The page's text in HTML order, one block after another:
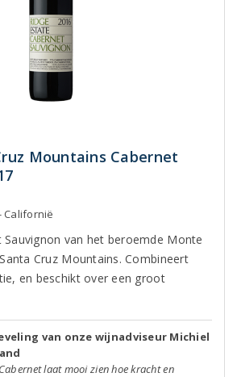
Mountains Cabernet
Californië
Sauvignon van het beroemde Monte
Cruz Mountains. Combineert
en beschikt over een groot
van onze wijnadviseur Michiel
laat mooi zien hoe kracht en